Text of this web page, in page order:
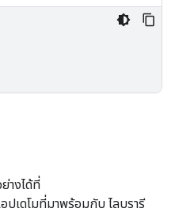
างได้ที่
ปเดโมที่มาพร้อมกับ ไลบรารี